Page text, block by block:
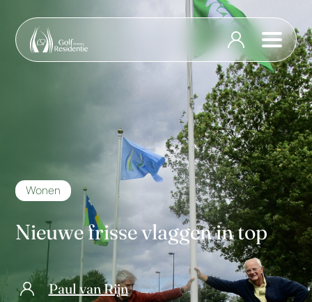
Wonen
Nieuwe frisse vlaggen in top
Paul van Rijn